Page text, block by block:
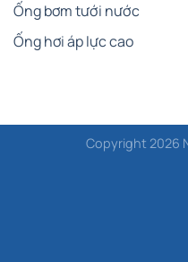
Ống bơm tưới nước
Ống hơi áp lực cao
Copyright 2026